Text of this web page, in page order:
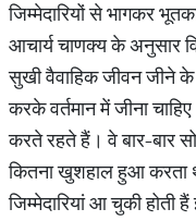
जिम्मेदारियों से भागकर
आचार्य चाणक्य के अनुसार
सुखी वैवाहिक जीवन जीने के
करके वर्तमान में जीना
करते रहते हैं। वे बार-बार
कितना खुशहाल हुआ करता
जिम्मेदारियां आ चुकी